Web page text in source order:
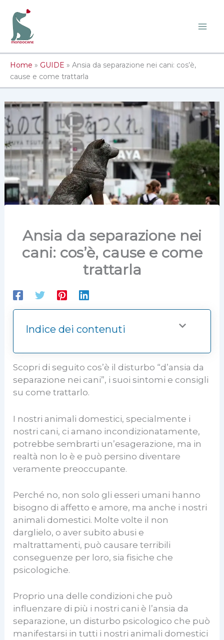
contenuto
Home » GUIDE » Ansia da separazione nei cani: cos’è,
cause e come trattarla
Ansia da separazione nei
cani: cos’è, cause e come
trattarla
Indice dei contenuti
Scopri di seguito cos’è il disturbo “d’ansia da
separazione nei cani”, i suoi sintomi e consigli
su come trattarlo.
I nostri animali domestici, specialmente i
nostri cani, ci amano incondizionatamente,
potrebbe sembrarti un’esagerazione, ma in
realtà non lo è e può persino diventare
veramente preoccupante.
Perché no, non solo gli esseri umani hanno
bisogno di affetto e amore, ma anche i nostri
animali domestici. Molte volte il non
darglielo, o aver subito abusi e
maltrattamenti, può causare terribili
conseguenze per loro, sia fisiche che
psicologiche.
Proprio una delle condizioni che può
influenzare di più i nostri cani è l’ansia da
separazione, un disturbo psicologico che può
manifestarsi in tutti i nostri animali domestici